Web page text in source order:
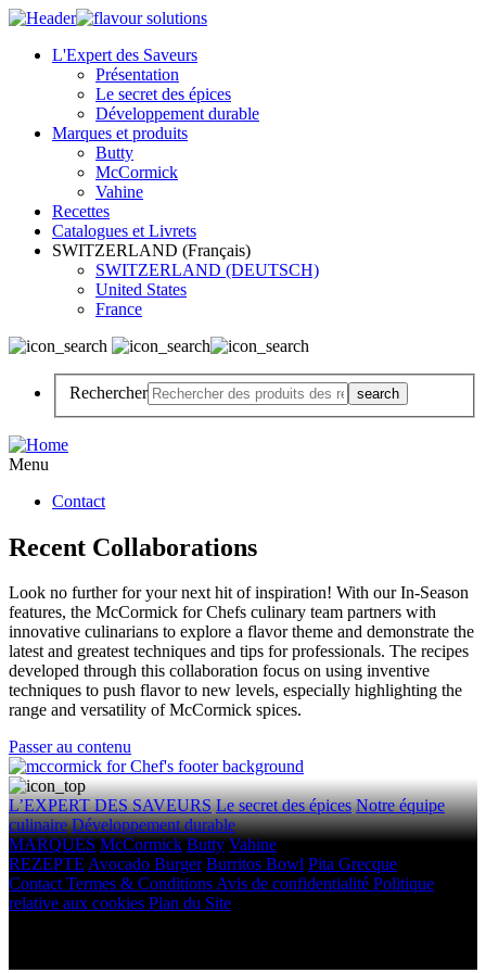
L'Expert des Saveurs
Présentation
Le secret des épices
Développement durable
Marques et produits
Butty
McCormick
Vahine
Recettes
Catalogues et Livrets
SWITZERLAND (Français)
SWITZERLAND (DEUTSCH)
United States
France
Rechercher
Menu
Contact
Recent Collaborations
Look no further for your next hit of inspiration! With our In-Season
features, the McCormick for Chefs culinary team partners with
innovative culinarians to explore a flavor theme and demonstrate the
latest and greatest techniques and tips for professionals. The recipes
developed through this collaboration focus on using inventive
techniques to push flavor to new levels, especially highlighting the
range and versatility of McCormick spices.
Passer au contenu
L’EXPERT DES SAVEURS Le secret des épices Notre équipe
culinaire Développement durable
MARQUES McCormick Butty Vahine
REZEPTE Avocado Burger Burritos Bowl Pita Grecque
ContactTermes & ConditionsAvis de confidentialité Politique
relative aux cookies Plan du Site